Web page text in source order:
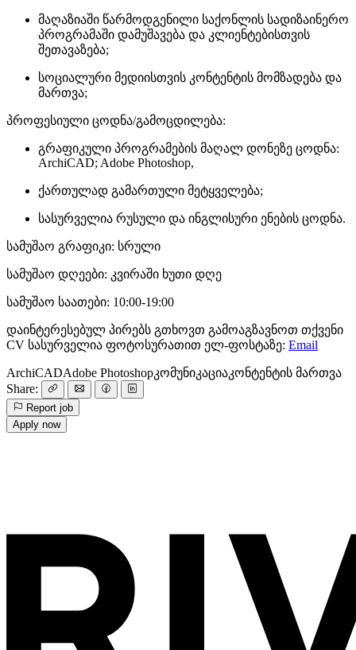
მაღაზიაში წარმოდგენილი საქონლის სადიზაინერო
პროგრამაში დამუშავება და კლიენტებისთვის
შეთავაზება;
სოციალური მედიისთვის კონტენტის მომზადება და
მართვა;
პროფესიული ცოდნა/გამოცდილება:
გრაფიკული პროგრამების მაღალ დონეზე ცოდნა:
ArchiCAD; Adobe Photoshop,
ქართულად გამართული მეტყველება;
სასურველია რუსული და ინგლისური ენების ცოდნა.
სამუშაო გრაფიკი: სრული
სამუშაო დღეები: კვირაში ხუთი დღე
სამუშაო საათები: 10:00-19:00
დაინტერესებულ პირებს გთხოვთ გამოაგზავნოთ თქვენი
CV სასურველია ფოტოსურათით ელ-ფოსტაზე: Email
ArchiCADAdobe Photoshopკომუნიკაციაკონტენტის მართვა
Share:
Report job
Apply now